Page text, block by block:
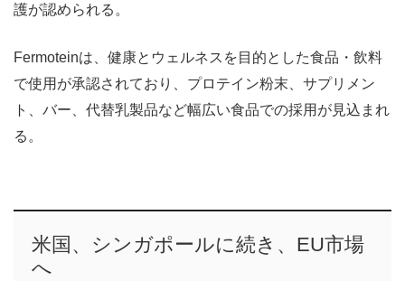
護が認められる。
Fermoteinは、健康とウェルネスを目的とした食品・飲料
で使用が承認されており、プロテイン粉末、サプリメン
ト、バー、代替乳製品など幅広い食品での採用が見込まれ
る。
米国、シンガポールに続き、EU市場
へ